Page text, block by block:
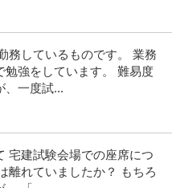
務しているものです。 業務
勉強をしています。 難易度
、一度試...
宅建試験会場での座席につ
離れていましたか？ もちろ